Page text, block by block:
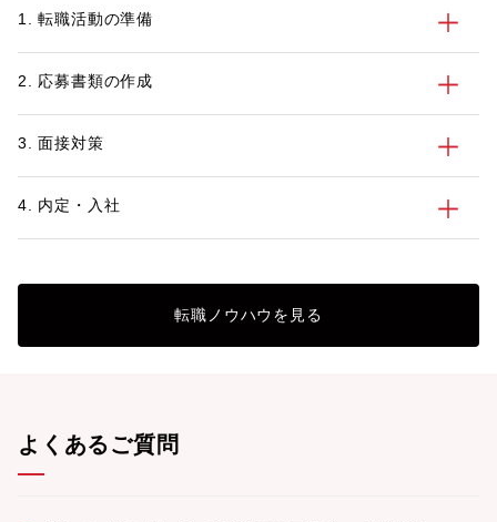
てわかりやすく解説します。また、DXコ
みてください。
ルコンサルタント
1. 転職活動の準備
2. 応募書類の作成
3. 面接対策
4. 内定・入社
転職ノウハウを見る
よくあるご質問